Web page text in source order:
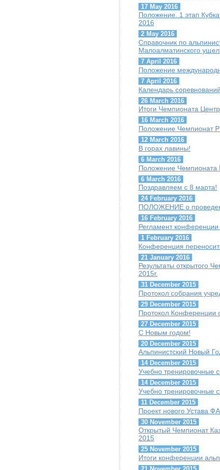
17 May 2016
Положение. 1 этап
2016
2 May 2016
Cправочник по
Малоалматинского
7 April 2016
Положение
7 April 2016
Календарь
26 March 2016
Итоги Чемпионата
16 March 2016
Положение Чемпионат
12 March 2016
В горах лавины!
6 March 2016
Положение Чемпионата
6 March 2016
Поздравляем с 8 марта!
24 February 2016
ПОЛОЖЕНИЕ о
16 February 2016
Регламент конференции
1 February 2016
Конференция
21 January 2016
Результаты открытого
2015г.
31 December 2015
Протокол собрания
29 December 2015
Протокол Конференции
27 December 2015
С Новым годом!
20 December 2015
Альпинистский Новый
14 December 2015
Учебно тренировочные
14 December 2015
Учебно тренировочные
11 December 2015
Проект нового Устава
30 November 2015
Открытый Чемпионат
2015
25 November 2015
Итоги конференции